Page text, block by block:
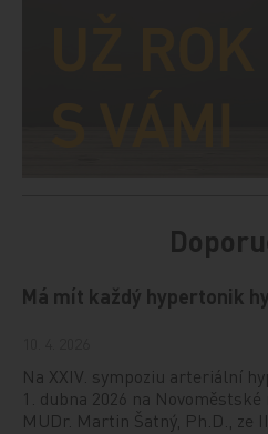
Má mít každý hypertonik
Na XXIV. sympoziu arteriální
1. dubna 2026 na
MUDr. Martin Šatný, Ph.D., ze